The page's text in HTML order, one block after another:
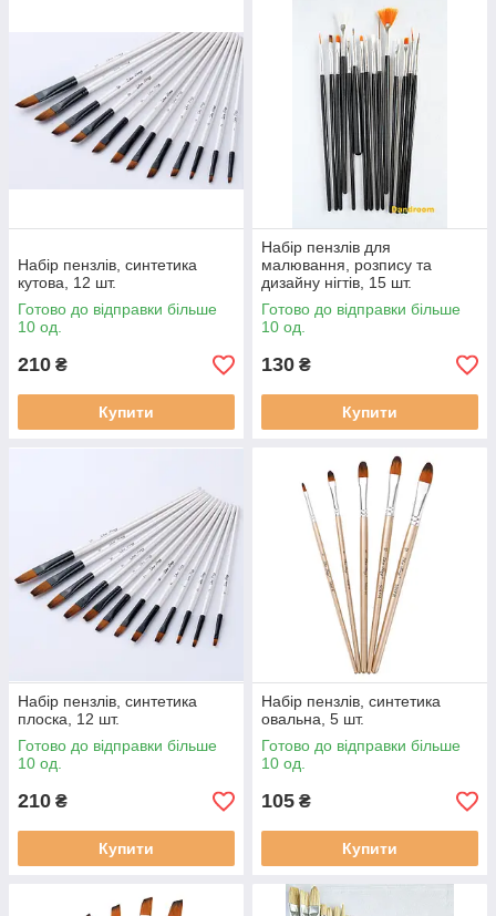
Набір пензлів, синтетика
кутова, 12 шт.
Готово до відправки більше
10 од.
210 ₴
Купити
Набір пензлів для
малювання, розпису та
дизайну нігтів, 15 шт.
Готово до відправки більше
10 од.
130 ₴
Купити
Набір пензлів, синтетика
плоска, 12 шт.
Готово до відправки більше
10 од.
210 ₴
Купити
Набір пензлів, синтетика
овальна, 5 шт.
Готово до відправки більше
10 од.
105 ₴
Купити